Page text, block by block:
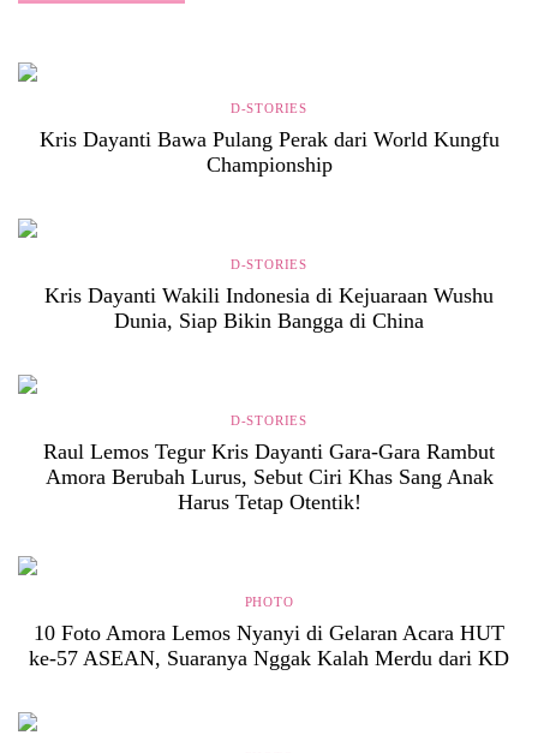
D-STORIES
Kris Dayanti Bawa Pulang Perak dari World Kungfu
Championship
D-STORIES
Kris Dayanti Wakili Indonesia di Kejuaraan Wushu
Dunia, Siap Bikin Bangga di China
D-STORIES
Raul Lemos Tegur Kris Dayanti Gara-Gara Rambut
Amora Berubah Lurus, Sebut Ciri Khas Sang Anak
Harus Tetap Otentik!
PHOTO
10 Foto Amora Lemos Nyanyi di Gelaran Acara HUT
ke-57 ASEAN, Suaranya Nggak Kalah Merdu dari KD